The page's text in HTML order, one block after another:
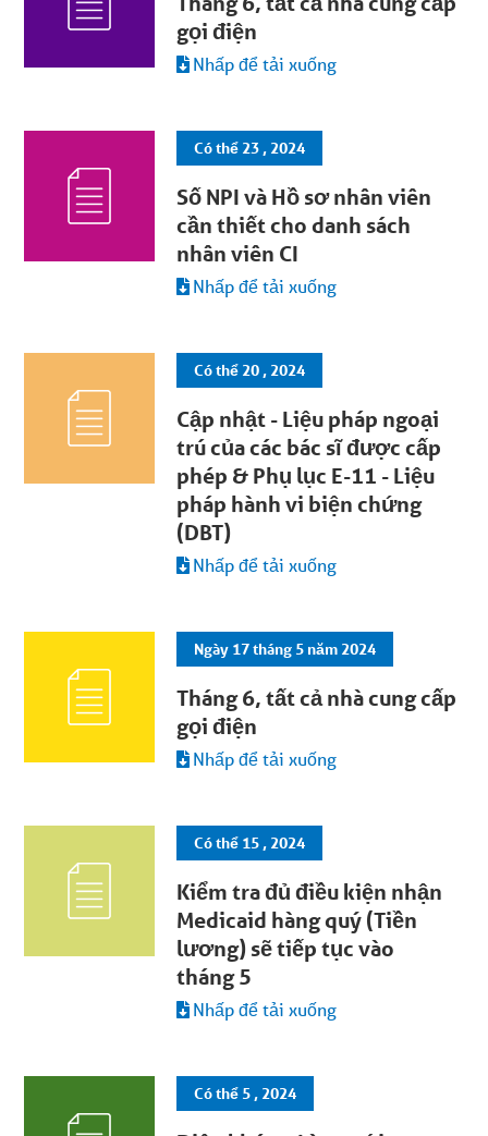
gọi điện
Nhấp để tải xuống
Có thể 23 , 2024
Số NPI và Hồ sơ nhân viên
cần thiết cho danh sách
nhân viên CI
Nhấp để tải xuống
Có thể 20 , 2024
Cập nhật - Liệu pháp ngoại
trú của các bác sĩ được cấp
phép & Phụ lục E-11 - Liệu
pháp hành vi biện chứng
(DBT)
Nhấp để tải xuống
Ngày 17 tháng 5 năm 2024
Tháng 6, tất cả nhà cung cấp
gọi điện
Nhấp để tải xuống
Có thể 15 , 2024
Kiểm tra đủ điều kiện nhận
Medicaid hàng quý (Tiền
lương) sẽ tiếp tục vào
tháng 5
Nhấp để tải xuống
Có thể 5 , 2024